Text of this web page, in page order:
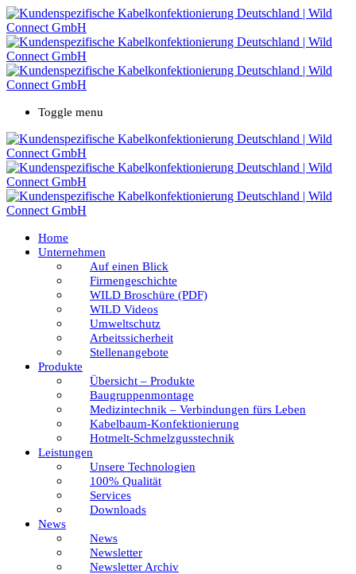
Toggle menu
Home
Unternehmen
Auf einen Blick
Firmengeschichte
WILD Broschüre (PDF)
WILD Videos
Umweltschutz
Arbeitssicherheit
Stellenangebote
Produkte
Übersicht – Produkte
Baugruppenmontage
Medizintechnik – Verbindungen fürs Leben
Kabelbaum-Konfektionierung
Hotmelt-Schmelzgusstechnik
Leistungen
Unsere Technologien
100% Qualität
Services
Downloads
News
News
Newsletter
Newsletter Archiv